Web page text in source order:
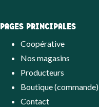
PAGES PRINCIPALES
Coopérative
Nos magasins
Producteurs
Boutique (commande)
Contact